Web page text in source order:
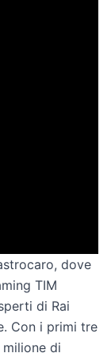
dove
TIM
di Rai
Con i primi tre
di